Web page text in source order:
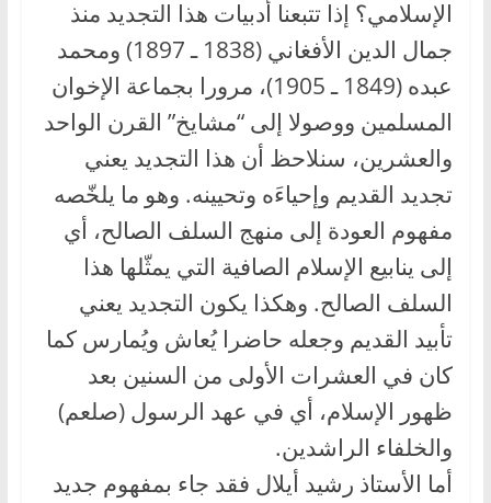
الإسلامي؟ إذا تتبعنا أدبيات هذا التجديد منذ
جمال الدين الأفغاني (1838 ـ 1897) ومحمد
عبده (1849 ـ 1905)، مرورا بجماعة الإخوان
المسلمين ووصولا إلى “مشايخ” القرن الواحد
والعشرين، سنلاحظ أن هذا التجديد يعني
تجديد القديم وإحياءَه وتحيينه. وهو ما يلخّصه
مفهوم العودة إلى منهج السلف الصالح، أي
إلى ينابيع الإسلام الصافية التي يمثّلها هذا
السلف الصالح. وهكذا يكون التجديد يعني
تأبيد القديم وجعله حاضرا يُعاش ويُمارس كما
كان في العشرات الأولى من السنين بعد
ظهور الإسلام، أي في عهد الرسول (صلعم)
والخلفاء الراشدين.
أما الأستاذ رشيد أيلال فقد جاء بمفهوم جديد